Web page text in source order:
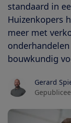
standaard in
Huizenkopers
meer met
bouwkundig
Gerard